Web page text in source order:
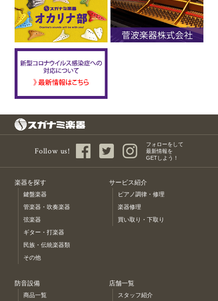
Follow us!
フォローをして
最新情報を
GETしよう！
楽器を探す
鍵盤楽器
管楽器・吹奏楽器
弦楽器
ギター・打楽器
民族・伝統楽器類
その他
サービス紹介
ピアノ調律・修理
楽器修理
買い取り・下取り
防音設備
商品一覧
店舗一覧
スタッフ紹介